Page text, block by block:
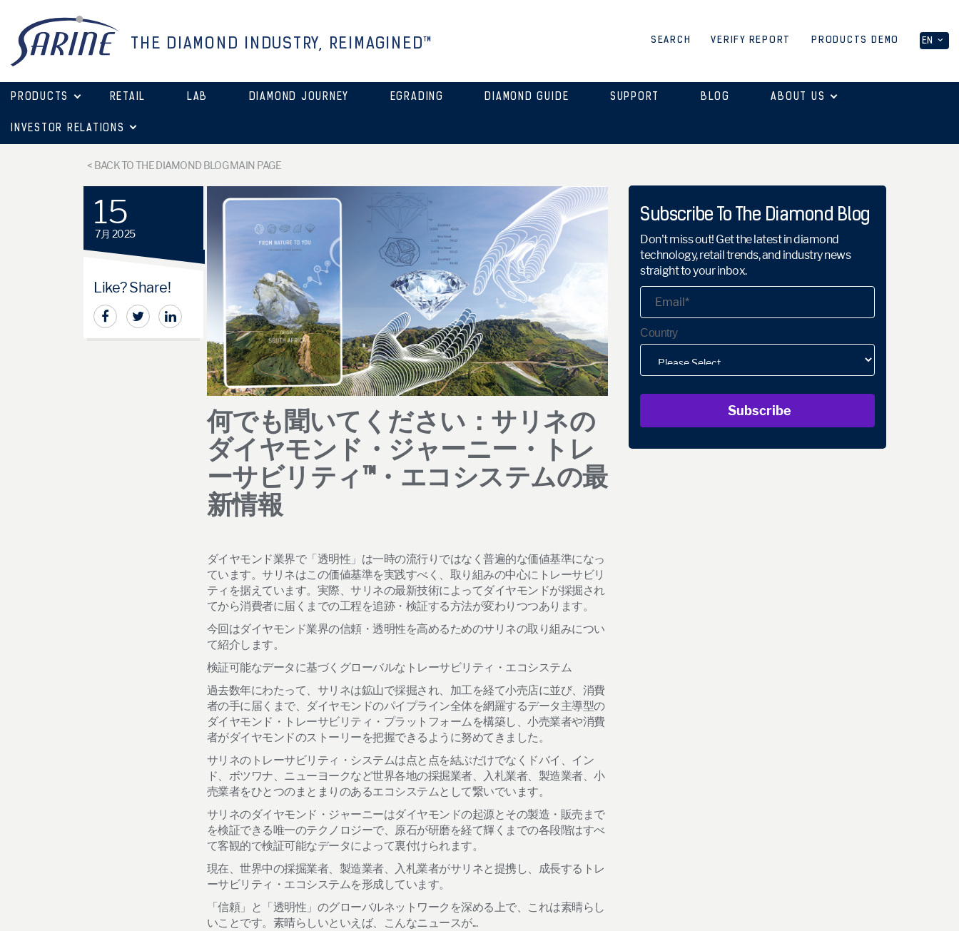
THE DIAMOND INDUSTRY, REIMAGINED™ SEARCH VERIFY REPORT PRODUCTS DEMO EN
PRODUCTS RETAIL LAB DIAMOND JOURNEY EGRADING DIAMOND GUIDE SUPPORT BLOG ABOUT US
INVESTOR RELATIONS
< BACK TO THE DIAMOND BLOG MAIN PAGE
15
7月 2025
Like? Share!
何でも聞いてください：サリネの
ダイヤモンド・ジャーニー・トレ
ーサビリティ™・エコシステムの最
新情報
ダイヤモンド業界で「透明性」は一時の流行りではなく普遍的な価値基準になっ
ています。サリネはこの価値基準を実践すべく、取り組みの中心にトレーサビリ
ティを据えています。実際、サリネの最新技術によってダイヤモンドが採掘され
てから消費者に届くまでの工程を追跡・検証する方法が変わりつつあります。
今回はダイヤモンド業界の信頼・透明性を高めるためのサリネの取り組みについ
て紹介します。
検証可能なデータに基づくグローバルなトレーサビリティ・エコシステム
過去数年にわたって、サリネは鉱山で採掘され、加工を経て小売店に並び、消費
者の手に届くまで、ダイヤモンドのパイプライン全体を網羅するデータ主導型の
ダイヤモンド・トレーサビリティ・プラットフォームを構築し、小売業者や消費
者がダイヤモンドのストーリーを把握できるように努めてきました。
サリネのトレーサビリティ・システムは点と点を結ぶだけでなくドバイ、イン
ド、ボツワナ、ニューヨークなど世界各地の採掘業者、入札業者、製造業者、小
売業者をひとつのまとまりのあるエコシステムとして繋いでいます。
サリネのダイヤモンド・ジャーニーはダイヤモンドの起源とその製造・販売まで
を検証できる唯一のテクノロジーで、原石が研磨を経て輝くまでの各段階はすべ
て客観的で検証可能なデータによって裏付けられます。
現在、世界中の採掘業者、製造業者、入札業者がサリネと提携し、成長するトレ
ーサビリティ・エコシステムを形成しています。
「信頼」と「透明性」のグローバルネットワークを深める上で、これは素晴らし
いことです。素晴らしいといえば、こんなニュースが...
Subscribe To The Diamond Blog
Don't miss out! Get the latest in diamond
technology, retail trends, and industry news
straight to your inbox.
Country